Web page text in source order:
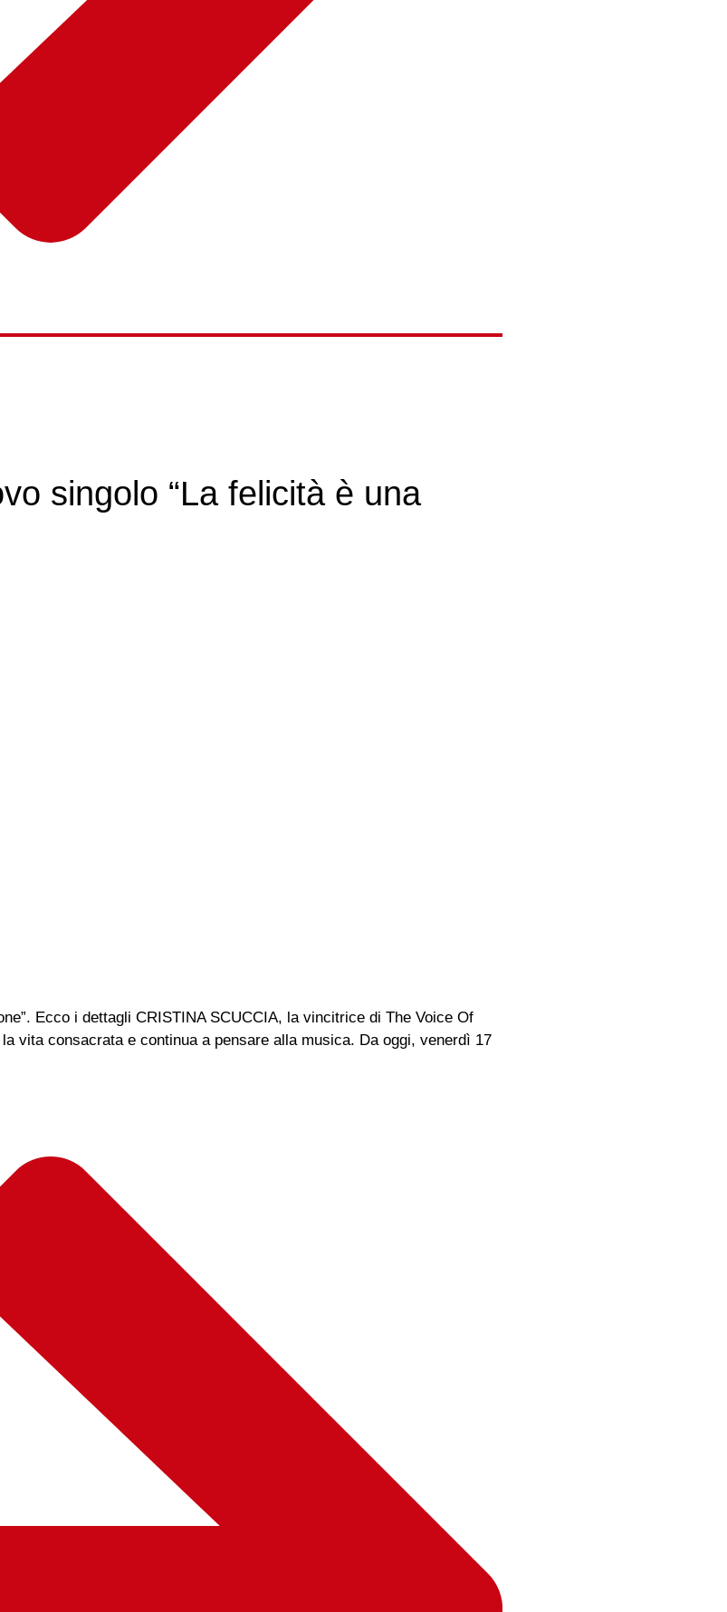
singolo “La felicità è una
Ecco i dettagli CRISTINA SCUCCIA, la vincitrice di The Voice Of
vita consacrata e continua a pensare alla musica. Da oggi, venerdì 17